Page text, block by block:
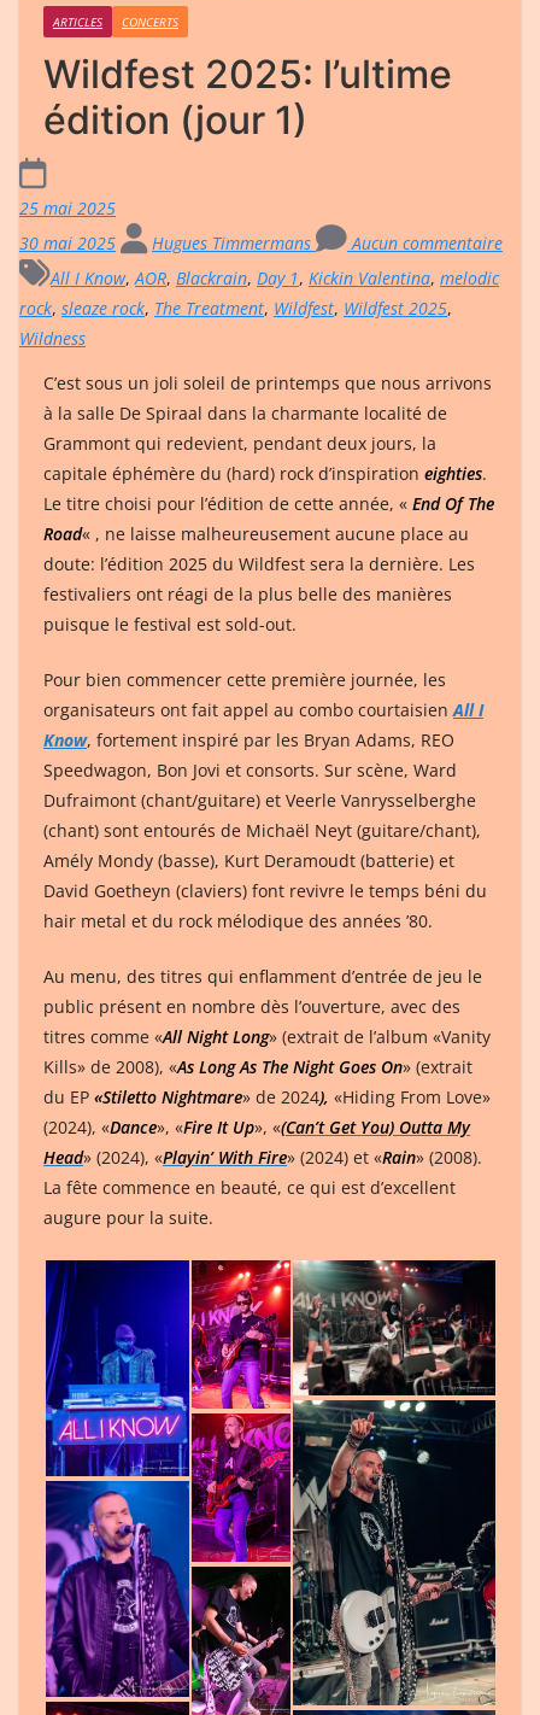
ARTICLES CONCERTS
Wildfest 2025: l’ultime
édition (jour 1)
25 mai 2025
30 mai 2025
Hugues Timmermans
Aucun commentaire
All I Know, AOR, Blackrain, Day 1, Kickin Valentina, melodic
rock, sleaze rock, The Treatment, Wildfest, Wildfest 2025,
Wildness
C’est sous un joli soleil de printemps que nous arrivons
à la salle De Spiraal dans la charmante localité de
Grammont qui redevient, pendant deux jours, la
capitale éphémère du (hard) rock d’inspiration eighties.
Le titre choisi pour l’édition de cette année, « End Of The
Road« , ne laisse malheureusement aucune place au
doute: l’édition 2025 du Wildfest sera la dernière. Les
festivaliers ont réagi de la plus belle des manières
puisque le festival est sold-out.
Pour bien commencer cette première journée, les
organisateurs ont fait appel au combo courtaisien All I
Know, fortement inspiré par les Bryan Adams, REO
Speedwagon, Bon Jovi et consorts. Sur scène, Ward
Dufraimont (chant/guitare) et Veerle Vanrysselberghe
(chant) sont entourés de Michaël Neyt (guitare/chant),
Amély Mondy (basse), Kurt Deramoudt (batterie) et
David Goetheyn (claviers) font revivre le temps béni du
hair metal et du rock mélodique des années ’80.
Au menu, des titres qui enflamment d’entrée de jeu le
public présent en nombre dès l’ouverture, avec des
titres comme «All Night Long» (extrait de l’album «Vanity
Kills» de 2008), «As Long As The Night Goes On» (extrait
du EP «Stiletto Nightmare» de 2024), «Hiding From Love»
(2024), «Dance», «Fire It Up», «(Can’t Get You) Outta My
Head» (2024), «Playin’ With Fire» (2024) et «Rain» (2008).
La fête commence en beauté, ce qui est d’excellent
augure pour la suite.